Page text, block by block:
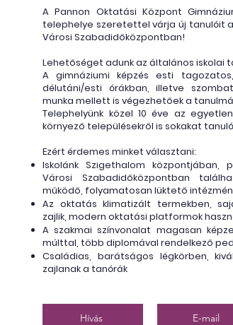
A Pannon Oktatási Központ
telephelye szeretettel várja új tanulóit
Városi Szabadidőközpontban!
Lehetőséget adunk az általános iskolai
A gimnáziumi képzés esti
délutáni/esti órákban, illetve
munka mellett is végezhetőek a
Telephelyünk közel 10 éve az
környező településekről is sokakat
Ezért érdemes minket választani:
Iskolánk Szigethalom központjában,
Városi Szabadidőközpontban
működő, folyamatosan lüktető
Az oktatás klimatizált termekben,
zajlik, modern oktatási platformok
A szakmai színvonalat magasan
múlttal, több diplomával rendelkező
Családias, barátságos légkörben,
zajlanak a tanórák
Hívás E-mail